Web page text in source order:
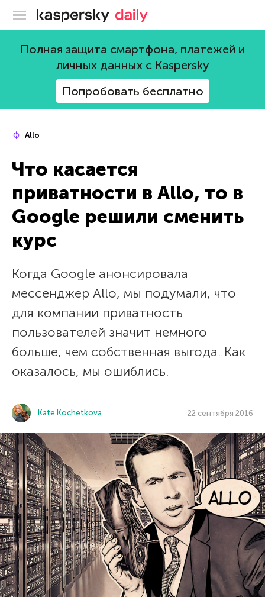
Блог Касперского
Полная защита смартфона, платежей и
личных данных с Kaspersky
Попробовать бесплатно
Allo
Что касается
приватности в Allo, то в
Google решили сменить
курс
Когда Google анонсировала
мессенджер Allo, мы подумали, что
для компании приватность
пользователей значит немного
больше, чем собственная выгода. Как
оказалось, мы ошиблись.
Kate Kochetkova 22 сентября 2016